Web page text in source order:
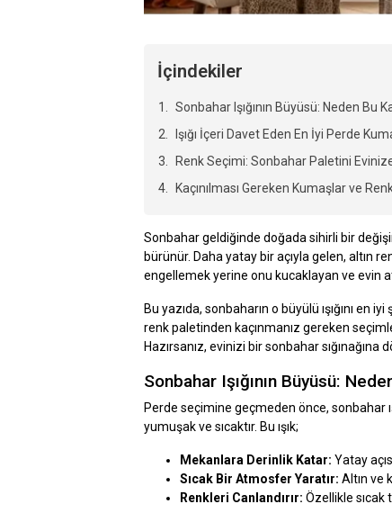
İçindekiler
Sonbahar Işığının Büyüsü: Neden Bu
Işığı İçeri Davet Eden En İyi Perde
Renk Seçimi: Sonbahar Paletini Evinize
Kaçınılması Gereken Kumaşlar ve
Sonbahar geldiğinde doğada sihirli bir
bürünür. Daha yatay bir açıyla gelen, altın
engellemek yerine onu kucaklayan ve evin
Bu yazıda, sonbaharın o büyülü ışığını
renk paletinden kaçınmanız gereken
Hazırsanız, evinizi bir sonbahar sığınağına
Sonbahar Işığının Büyüsü:
Perde seçimine geçmeden önce, sonbahar
yumuşak ve sıcaktır. Bu ışık;
Mekanlara Derinlik Katar: Yatay
Sıcak Bir Atmosfer Yaratır: Altın ve
Renkleri Canlandırır: Özellikle